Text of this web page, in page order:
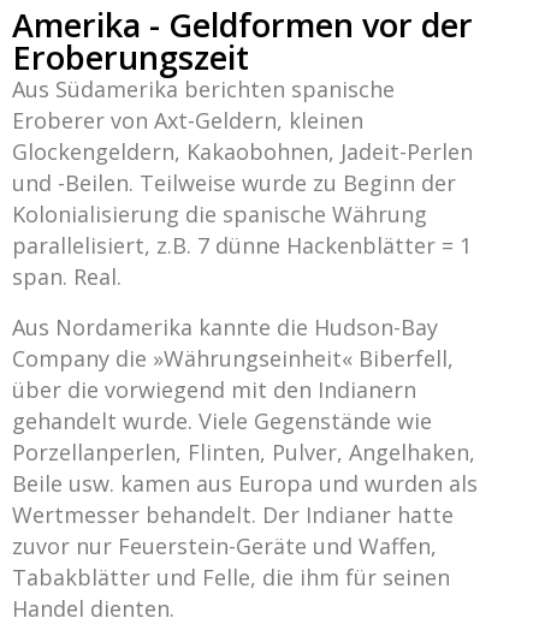
Amerika - Geldformen vor der
Eroberungszeit
Aus Südamerika berichten spanische
Eroberer von Axt-Geldern, kleinen
Glockengeldern, Kakaobohnen, Jadeit-Perlen
und -Beilen. Teilweise wurde zu Beginn der
Kolonialisierung die spanische Währung
parallelisiert, z.B. 7 dünne Hackenblätter = 1
span. Real.
Aus Nordamerika kannte die Hudson-Bay
Company die »Währungseinheit« Biberfell,
über die vorwiegend mit den Indianern
gehandelt wurde. Viele Gegenstände wie
Porzellanperlen, Flinten, Pulver, Angelhaken,
Beile usw. kamen aus Europa und wurden als
Wertmesser behandelt. Der Indianer hatte
zuvor nur Feuerstein-Geräte und Waffen,
Tabakblätter und Felle, die ihm für seinen
Handel dienten.